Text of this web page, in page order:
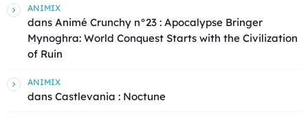
ANIMIX
dans Animé Crunchy n°23 : Apocalypse Bringer
Mynoghra: World Conquest Starts with the Civilization
of Ruin
ANIMIX
dans Castlevania : Noctune